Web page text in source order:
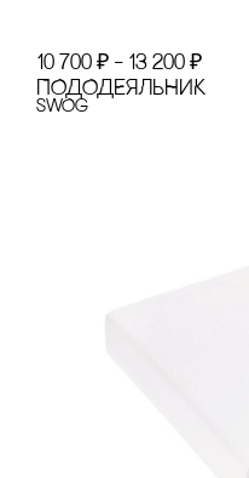
10 700 ₽ – 13 200 ₽
ПОДОДЕЯЛЬНИК
SWOg